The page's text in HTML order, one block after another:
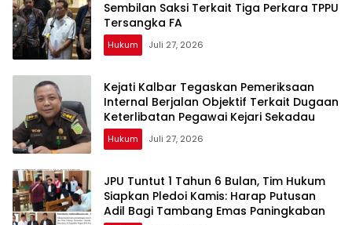
Sembilan Saksi Terkait Tiga Perkara TPPU
Tersangka FA
Hukum Juli 27, 2026
Kejati Kalbar Tegaskan Pemeriksaan
Internal Berjalan Objektif Terkait Dugaan
Keterlibatan Pegawai Kejari Sekadau
Hukum Juli 27, 2026
JPU Tuntut 1 Tahun 6 Bulan, Tim Hukum
Siapkan Pledoi Kamis: Harap Putusan
Adil Bagi Tambang Emas Paningkaban